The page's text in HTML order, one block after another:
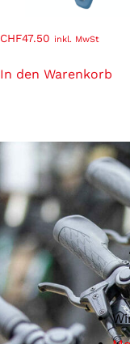
CHF47.50 inkl. MwSt
In den Warenkorb